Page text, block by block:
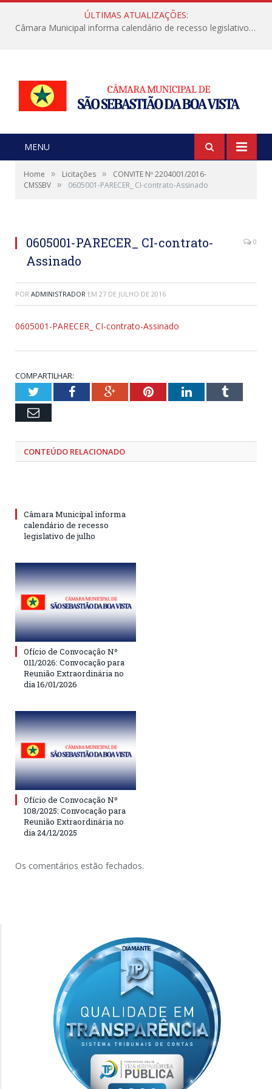
ÚLTIMAS ATUALIZAÇÕES:
Câmara Municipal informa calendário de recesso legislativo de julho
MENU
Home » Licitações »
CONVITE Nº 2204001/2016-
CMSSBV » 0605001-PARECER_ CI-contrato-Assinado
0605001-PARECER_ CI-contrato-
Assinado
0
POR ADMINISTRADOR EM 27 DE JULHO DE 2016
0605001-PARECER_ CI-contrato-Assinado
COMPARTILHAR:
TwitterFacebookGoogle+PinterestLinkedInTumblr
Email
CONTEÚDO RELACIONADO
Câmara Municipal informa
calendário de recesso
legislativo de julho
Ofício de Convocação Nº
011/2026: Convocação para
Reunião Extraordinária no
dia 16/01/2026
Ofício de Convocação Nº
108/2025: Convocação para
Reunião Extraordinária no
dia 24/12/2025
Os comentários estão fechados.